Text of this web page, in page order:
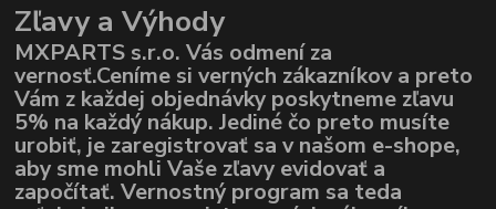
Zľavy a Výhody
MXPARTS s.r.o. Vás odmení za
vernosť.Ceníme si verných zákazníkov a preto
Vám z každej objednávky poskytneme zľavu
5% na každý nákup. Jediné čo preto musíte
urobiť, je zaregistrovať sa v našom e-shope,
aby sme mohli Vaše zľavy evidovať a
započítať. Vernostný program sa teda